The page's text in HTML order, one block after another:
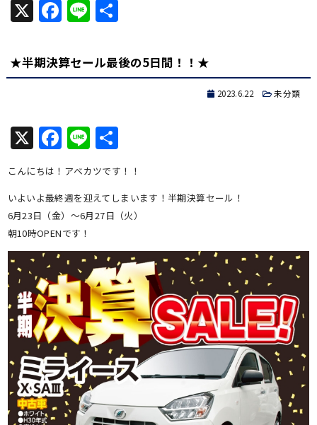
X Facebook
Line共
★半期決算セール最後の5日間！！★
2023.6.22 未分類
X Facebook
Line共
有
こんにちは！アベカツです！！
いよいよ最終週を迎えてしまいます！半期決算セール！
6月23日（金）～6月27日（火）
朝10時OPENです！